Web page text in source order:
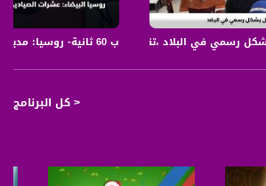
ب 60 ثانية- روسيا: مدينة سان بطرسبرج الروسية تدخل موسوعة جينيس بفضل قارعي الطبول،28.5.2019
رسمي في البلاد ،تقرير،اخبار مساواة،27.05
< كل البرنامج